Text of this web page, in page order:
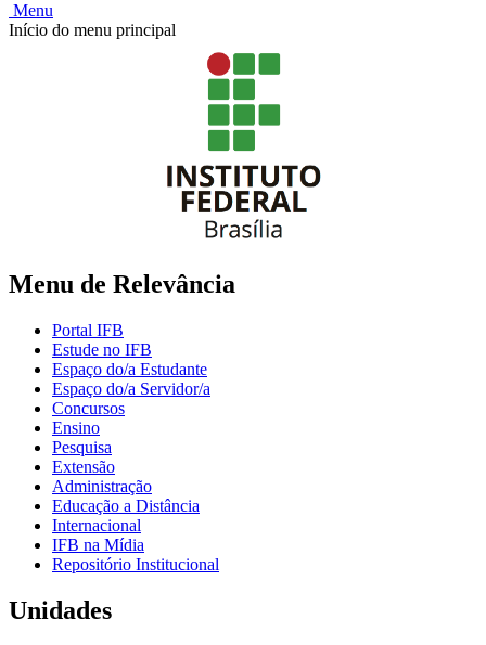
Menu
Início do menu principal
Menu de Relevância
Portal IFB
Estude no IFB
Espaço do/a Estudante
Espaço do/a Servidor/a
Concursos
Ensino
Pesquisa
Extensão
Administração
Educação a Distância
Internacional
IFB na Mídia
Repositório Institucional
Unidades